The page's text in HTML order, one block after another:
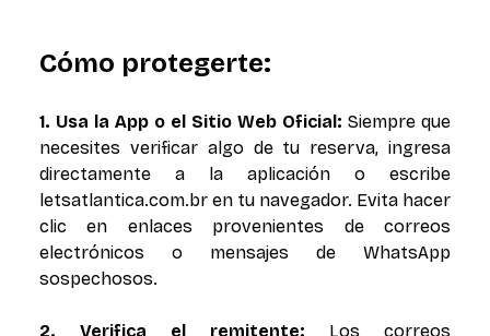
Cómo protegerte:
1. Usa la App o el Sitio Web Oficial: Siempre que
necesites verificar algo de tu reserva, ingresa
directamente a la aplicación o escribe
letsatlantica.com.br en tu navegador. Evita hacer
clic en enlaces provenientes de correos
electrónicos o mensajes de WhatsApp
sospechosos.
2. Verifica el remitente: Los correos